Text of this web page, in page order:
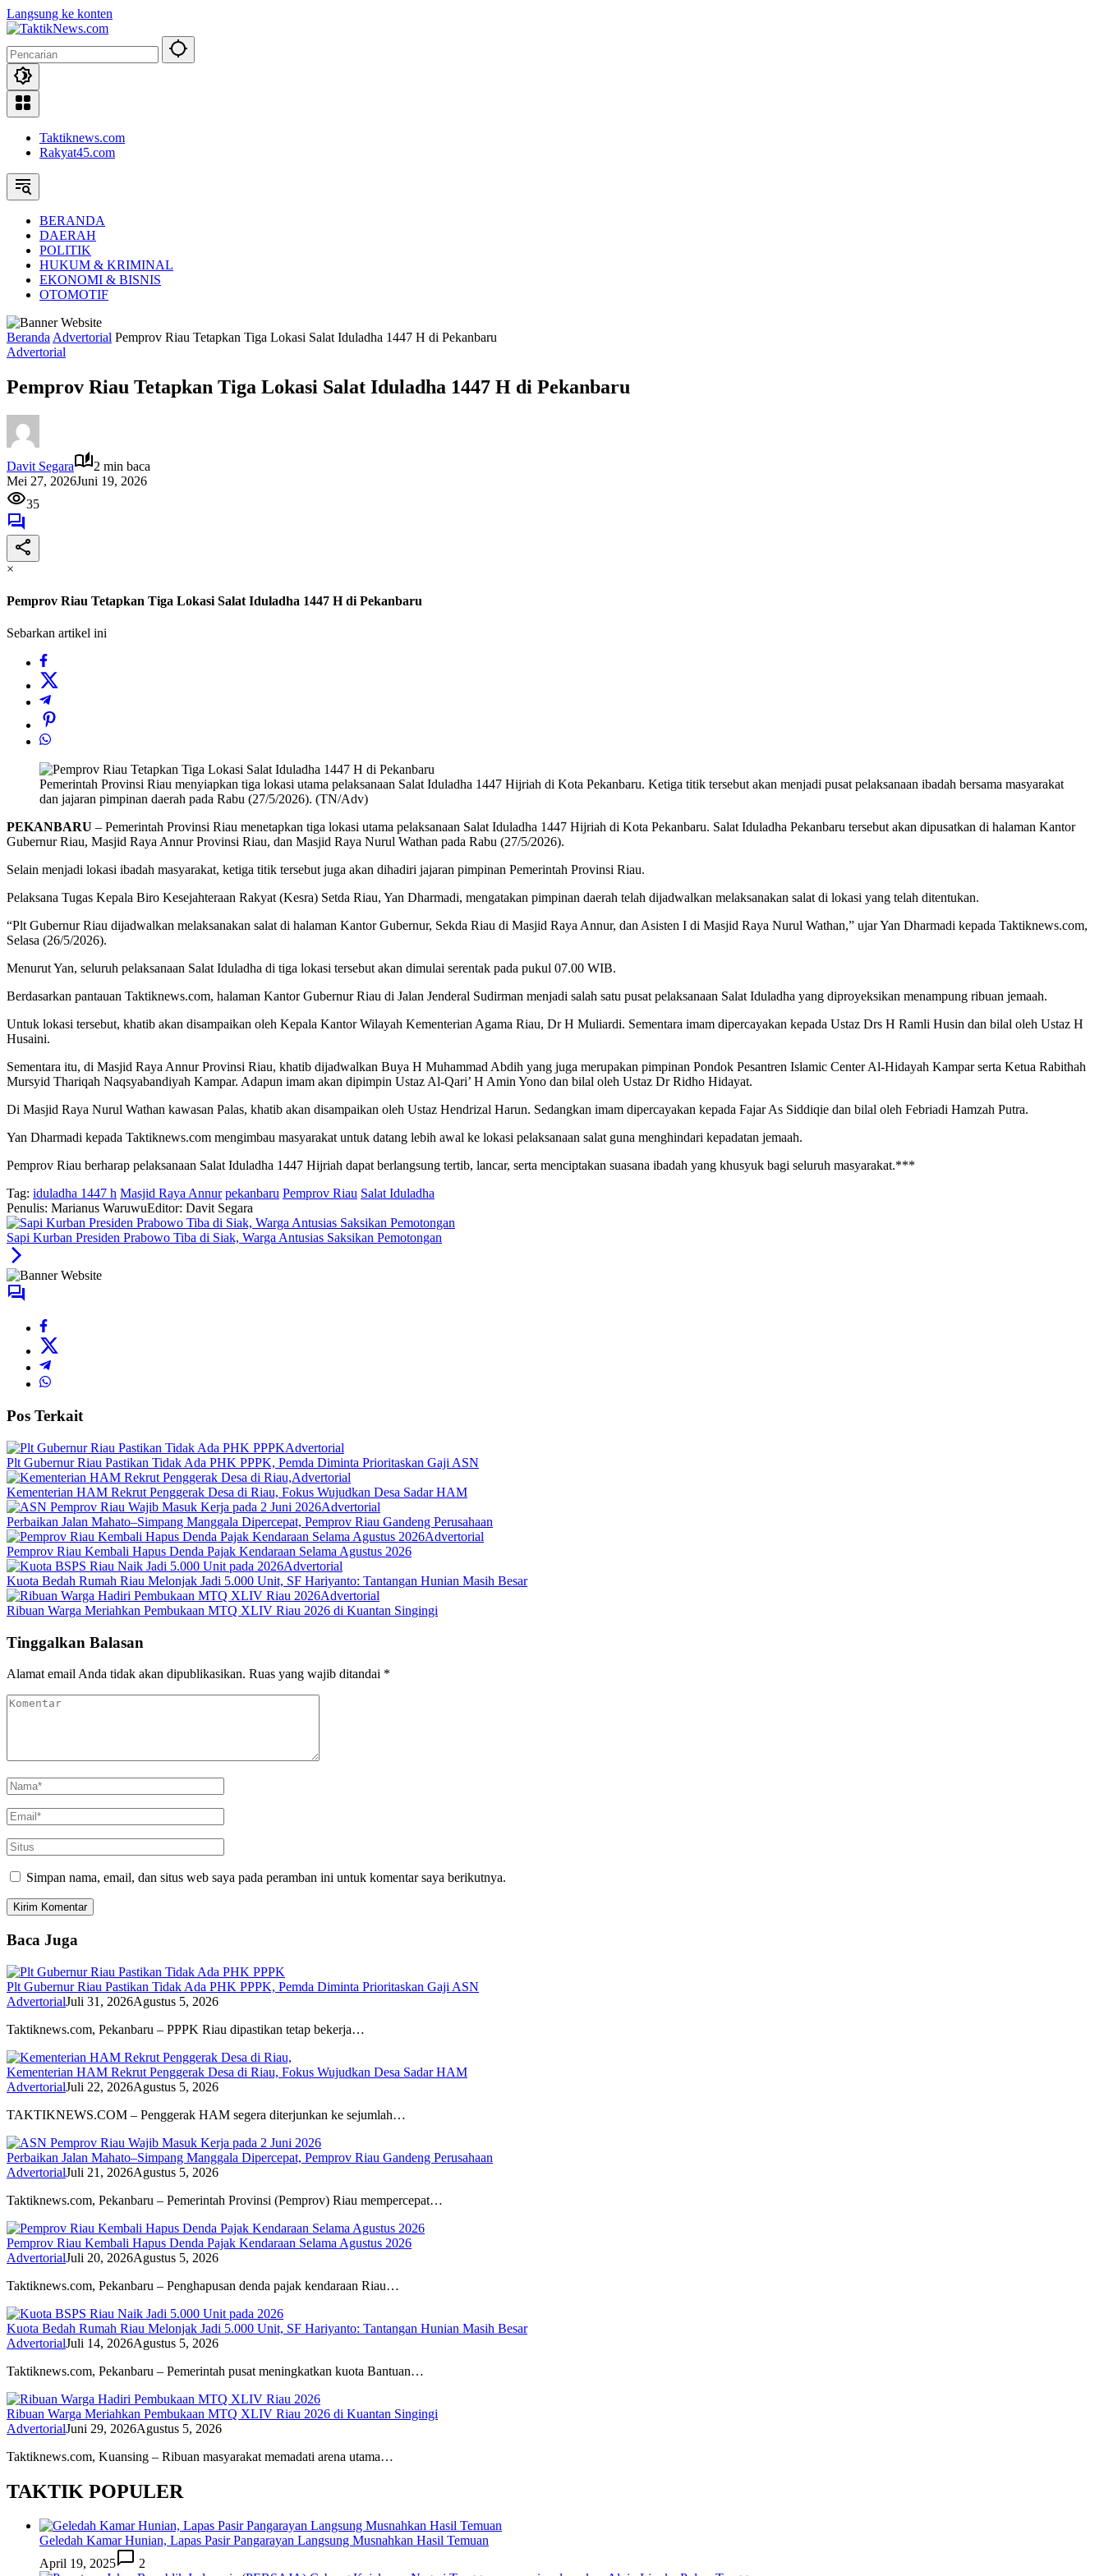
Langsung ke konten
Taktiknews.com
Rakyat45.com
BERANDA
DAERAH
POLITIK
HUKUM & KRIMINAL
EKONOMI & BISNIS
OTOMOTIF
Beranda Advertorial Pemprov Riau Tetapkan Tiga Lokasi Salat Iduladha 1447 H di Pekanbaru
Advertorial
Pemprov Riau Tetapkan Tiga Lokasi Salat Iduladha 1447 H di Pekanbaru
Davit Segara
2 min baca
Mei 27, 2026Juni 19, 2026
35
×
Pemprov Riau Tetapkan Tiga Lokasi Salat Iduladha 1447 H di Pekanbaru
Sebarkan artikel ini
Pemerintah Provinsi Riau menyiapkan tiga lokasi utama pelaksanaan Salat Iduladha 1447 Hijriah di Kota Pekanbaru. Ketiga titik tersebut akan menjadi pusat pelaksanaan ibadah bersama masyarakat
dan jajaran pimpinan daerah pada Rabu (27/5/2026). (TN/Adv)
PEKANBARU – Pemerintah Provinsi Riau menetapkan tiga lokasi utama pelaksanaan Salat Iduladha 1447 Hijriah di Kota Pekanbaru. Salat Iduladha Pekanbaru tersebut akan dipusatkan di halaman Kantor
Gubernur Riau, Masjid Raya Annur Provinsi Riau, dan Masjid Raya Nurul Wathan pada Rabu (27/5/2026).
Selain menjadi lokasi ibadah masyarakat, ketiga titik tersebut juga akan dihadiri jajaran pimpinan Pemerintah Provinsi Riau.
Pelaksana Tugas Kepala Biro Kesejahteraan Rakyat (Kesra) Setda Riau, Yan Dharmadi, mengatakan pimpinan daerah telah dijadwalkan melaksanakan salat di lokasi yang telah ditentukan.
“Plt Gubernur Riau dijadwalkan melaksanakan salat di halaman Kantor Gubernur, Sekda Riau di Masjid Raya Annur, dan Asisten I di Masjid Raya Nurul Wathan,” ujar Yan Dharmadi kepada Taktiknews.com,
Selasa (26/5/2026).
Menurut Yan, seluruh pelaksanaan Salat Iduladha di tiga lokasi tersebut akan dimulai serentak pada pukul 07.00 WIB.
Berdasarkan pantauan Taktiknews.com, halaman Kantor Gubernur Riau di Jalan Jenderal Sudirman menjadi salah satu pusat pelaksanaan Salat Iduladha yang diproyeksikan menampung ribuan jemaah.
Untuk lokasi tersebut, khatib akan disampaikan oleh Kepala Kantor Wilayah Kementerian Agama Riau, Dr H Muliardi. Sementara imam dipercayakan kepada Ustaz Drs H Ramli Husin dan bilal oleh Ustaz H
Husaini.
Sementara itu, di Masjid Raya Annur Provinsi Riau, khatib dijadwalkan Buya H Muhammad Abdih yang juga merupakan pimpinan Pondok Pesantren Islamic Center Al-Hidayah Kampar serta Ketua Rabithah
Mursyid Thariqah Naqsyabandiyah Kampar. Adapun imam akan dipimpin Ustaz Al-Qari’ H Amin Yono dan bilal oleh Ustaz Dr Ridho Hidayat.
Di Masjid Raya Nurul Wathan kawasan Palas, khatib akan disampaikan oleh Ustaz Hendrizal Harun. Sedangkan imam dipercayakan kepada Fajar As Siddiqie dan bilal oleh Febriadi Hamzah Putra.
Yan Dharmadi kepada Taktiknews.com mengimbau masyarakat untuk datang lebih awal ke lokasi pelaksanaan salat guna menghindari kepadatan jemaah.
Pemprov Riau berharap pelaksanaan Salat Iduladha 1447 Hijriah dapat berlangsung tertib, lancar, serta menciptakan suasana ibadah yang khusyuk bagi seluruh masyarakat.***
Tag: iduladha 1447 h Masjid Raya Annur pekanbaru Pemprov Riau Salat Iduladha
Penulis: Marianus WaruwuEditor: Davit Segara
Sapi Kurban Presiden Prabowo Tiba di Siak, Warga Antusias Saksikan Pemotongan
Pos Terkait
Advertorial
Plt Gubernur Riau Pastikan Tidak Ada PHK PPPK, Pemda Diminta Prioritaskan Gaji ASN
Advertorial
Kementerian HAM Rekrut Penggerak Desa di Riau, Fokus Wujudkan Desa Sadar HAM
Advertorial
Perbaikan Jalan Mahato–Simpang Manggala Dipercepat, Pemprov Riau Gandeng Perusahaan
Advertorial
Pemprov Riau Kembali Hapus Denda Pajak Kendaraan Selama Agustus 2026
Advertorial
Kuota Bedah Rumah Riau Melonjak Jadi 5.000 Unit, SF Hariyanto: Tantangan Hunian Masih Besar
Advertorial
Ribuan Warga Meriahkan Pembukaan MTQ XLIV Riau 2026 di Kuantan Singingi
Tinggalkan Balasan
Alamat email Anda tidak akan dipublikasikan. Ruas yang wajib ditandai *
Simpan nama, email, dan situs web saya pada peramban ini untuk komentar saya berikutnya.
Baca Juga
Plt Gubernur Riau Pastikan Tidak Ada PHK PPPK, Pemda Diminta Prioritaskan Gaji ASN
AdvertorialJuli 31, 2026Agustus 5, 2026
Taktiknews.com, Pekanbaru – PPPK Riau dipastikan tetap bekerja…
Kementerian HAM Rekrut Penggerak Desa di Riau, Fokus Wujudkan Desa Sadar HAM
AdvertorialJuli 22, 2026Agustus 5, 2026
TAKTIKNEWS.COM – Penggerak HAM segera diterjunkan ke sejumlah…
Perbaikan Jalan Mahato–Simpang Manggala Dipercepat, Pemprov Riau Gandeng Perusahaan
AdvertorialJuli 21, 2026Agustus 5, 2026
Taktiknews.com, Pekanbaru – Pemerintah Provinsi (Pemprov) Riau mempercepat…
Pemprov Riau Kembali Hapus Denda Pajak Kendaraan Selama Agustus 2026
AdvertorialJuli 20, 2026Agustus 5, 2026
Taktiknews.com, Pekanbaru – Penghapusan denda pajak kendaraan Riau…
Kuota Bedah Rumah Riau Melonjak Jadi 5.000 Unit, SF Hariyanto: Tantangan Hunian Masih Besar
AdvertorialJuli 14, 2026Agustus 5, 2026
Taktiknews.com, Pekanbaru – Pemerintah pusat meningkatkan kuota Bantuan…
Ribuan Warga Meriahkan Pembukaan MTQ XLIV Riau 2026 di Kuantan Singingi
AdvertorialJuni 29, 2026Agustus 5, 2026
Taktiknews.com, Kuansing – Ribuan masyarakat memadati arena utama…
TAKTIK POPULER
Geledah Kamar Hunian, Lapas Pasir Pangarayan Langsung Musnahkan Hasil Temuan
April 19, 2025
2